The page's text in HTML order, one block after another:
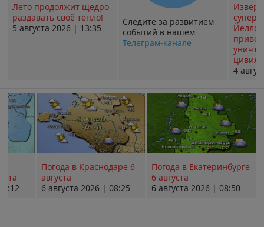
Лето продолжит щедро
раздавать своё тепло!
5 августа 2026 | 13:35
Следите за развитием
событий в нашем
Телеграм-канале
4
Погода в Краснодаре 6
августа
6 августа 2026 | 08:25
Погода в Екатеринбурге
6 августа
6 августа 2026 | 08:50